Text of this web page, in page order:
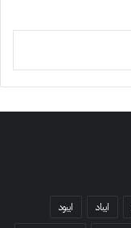
ايباد
ايبود